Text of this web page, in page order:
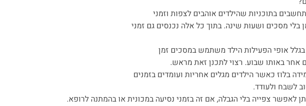
בתוכניות שהילדים אוהבים לצפות וזמני
בלי מסכים ושעות שינה. בתוך כל אלה נכנסים גם זמני
אופי הפעילות הילד משתמש במסכים זמן
אחר באותו שבוע. רצוי לתכנן זאת מראש.
בלוז כאשר הילדים מגלים אחריות ועומדים בזמנים
לשבח ולעודד.
לאפשר צפייה בלי הגבלה, אם זה בזמני נסיעה במכונית או בהמתנה לרופא.